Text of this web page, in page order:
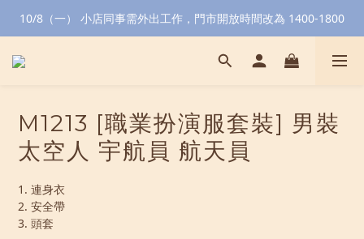
10/8（一） 小店同事需外出工作，門市開放時間改為 1400-1800
M1213 [職業扮演服套裝] 男裝
太空人 宇航員 航天員
1. 連身衣
2. 安全帶
3. 頭套